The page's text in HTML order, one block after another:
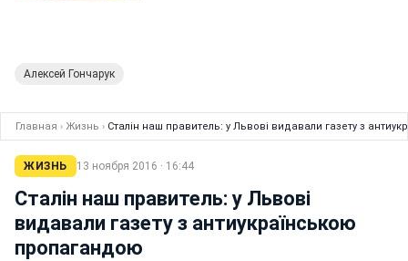
Алексей Гончарук
Главная › Жизнь › Сталін наш правитель: у Львові видавали газету з
ЖИЗНЬ 13 ноября 2016 · 16:44
Сталін наш правитель: у Львові
видавали газету з антиукраїнською
пропагандою